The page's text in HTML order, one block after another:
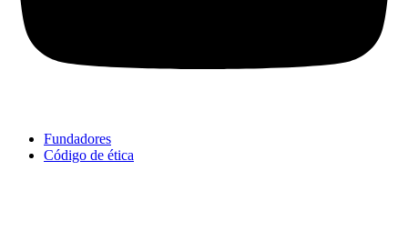
Fundadores
Código de ética